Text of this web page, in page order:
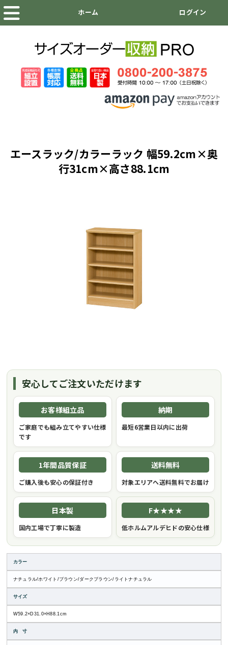
エースラック/カラーラック 幅59.2cm×奥
行31cm×高さ88.1cm
安心してご注文いただけます
お客様組立品
ご家庭でも組み立てやすい仕様
です
納期
最短6営業日以内に出荷
1年間品質保証
ご購入後も安心の保証付き
送料無料
対象エリアへ送料無料でお届け
日本製
国内工場で丁寧に製造
F★★★★
低ホルムアルデヒドの安心仕様
カラー
ナチュラル/ホワイト/ブラウン/ダークブラウン/ライトナチュラル
サイズ
W59.2×D31.0×H88.1cm
内 寸